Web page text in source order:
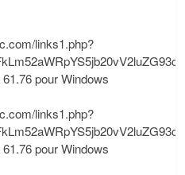
links1.php?
pour Windows
links1.php?
pour Windows